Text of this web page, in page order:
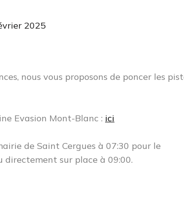
2025
nous vous proposons de poncer les
Evasion Mont-Blanc : ici
de Saint Cergues à 07:30 pour le
sur place à 09:00.